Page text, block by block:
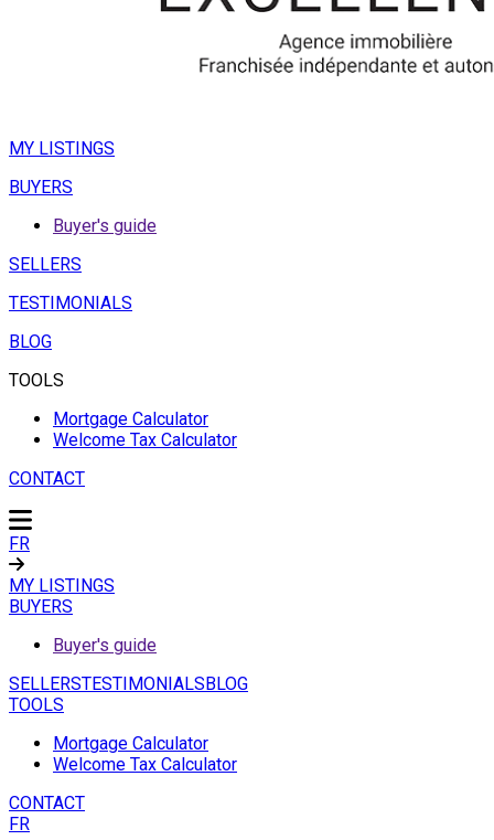
MY LISTINGS
BUYERS
Buyer's guide
SELLERS
TESTIMONIALS
BLOG
TOOLS
Mortgage Calculator
Welcome Tax Calculator
CONTACT
FR
MY LISTINGS
BUYERS
Buyer's guide
SELLERSTESTIMONIALSBLOG
TOOLS
Mortgage Calculator
Welcome Tax Calculator
CONTACT
FR